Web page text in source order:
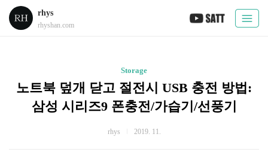
rhys
rhyshan.com
Storage
노트북 덮개 닫고 절전시 USB 충전 방법:
삼성 시리즈9 폰충전/가습기/선풍기
rhys 2019. 11.